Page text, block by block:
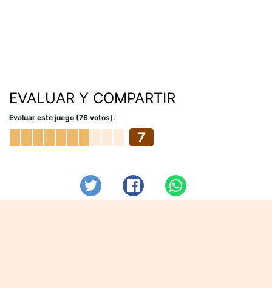
EVALUAR Y COMPARTIR
Evaluar este juego (76 votos):
7